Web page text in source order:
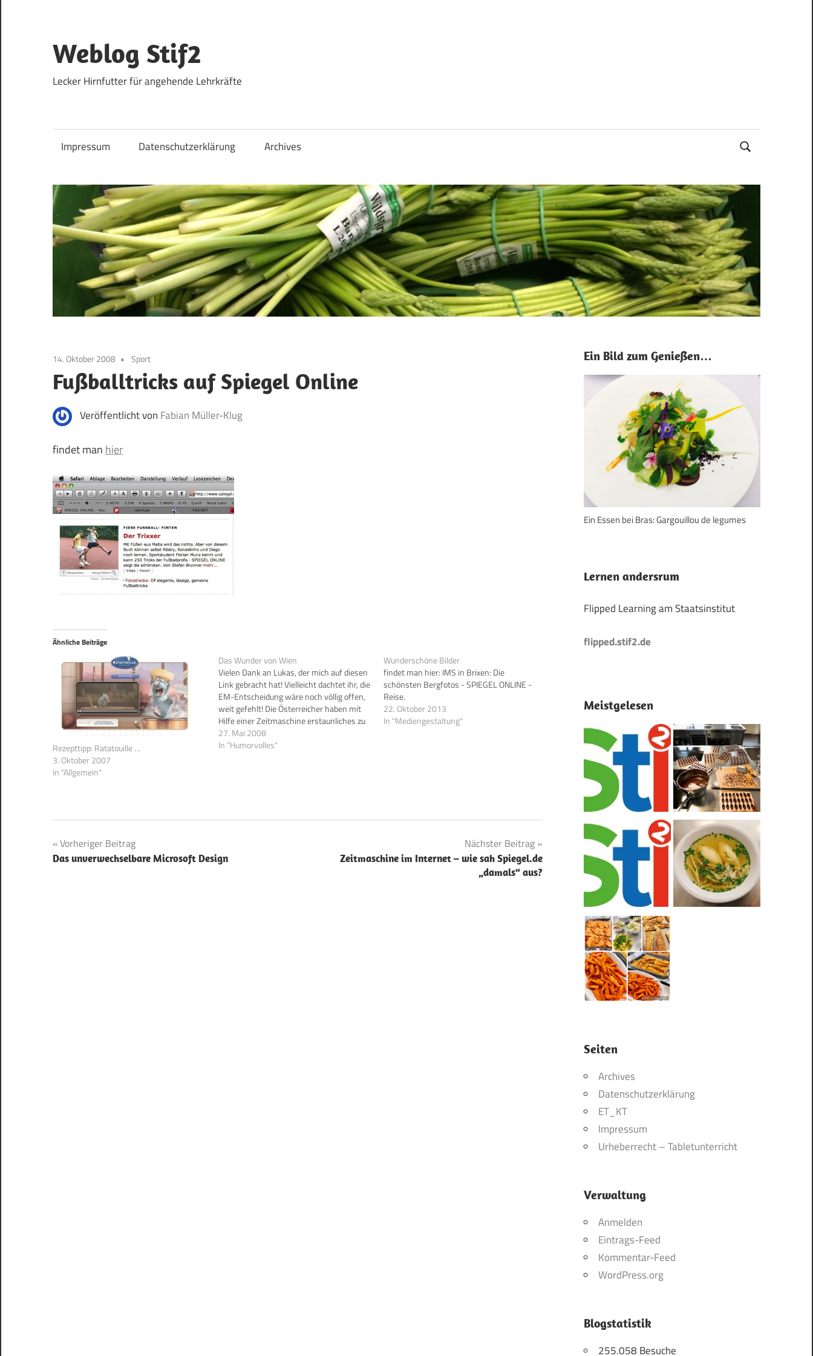
springen
Weblog Stif2
Lecker Hirnfutter für angehende Lehrkräfte
Impressum Datenschutzerklärung Archives
14. Oktober 2008 Sport
Fußballtricks auf Spiegel Online
Veröffentlicht von Fabian Müller-Klug
findet man hier
Ähnliche Beiträge
Rezepttipp: Ratatouille …
3. Oktober 2007
In "Allgemein"
Das Wunder von Wien
Vielen Dank an Lukas, der mich auf diesen
Link gebracht hat! Vielleicht dachtet ihr, die
EM-Entscheidung wäre noch völlig offen,
weit gefehlt! Die Österreicher haben mit
Hilfe einer Zeitmaschine erstaunliches zu
Tage gefördert.... Artikel findet ihr dazu
auch auf spiegel.de!
27. Mai 2008
In "Humorvolles"
Wunderschöne Bilder
findet man hier: IMS in Brixen: Die
schönsten Bergfotos - SPIEGEL ONLINE -
Reise.
22. Oktober 2013
In "Mediengestaltung"
Beitragsnavigation
Vorheriger Beitrag
Das unverwechselbare Microsoft Design
Nächster Beitrag
Zeitmaschine im Internet – wie sah Spiegel.de
„damals“ aus?
Ein Bild zum Genießen…
Ein Essen bei Bras: Gargouillou de legumes
Lernen andersrum
Flipped Learning am Staatsinstitut
flipped.stif2.de
Meistgelesen
Seiten
Archives
Datenschutzerklärung
ET_KT
Impressum
Urheberrecht – Tabletunterricht
Verwaltung
Anmelden
Eintrags-Feed
Kommentar-Feed
WordPress.org
Blogstatistik
255.058 Besuche